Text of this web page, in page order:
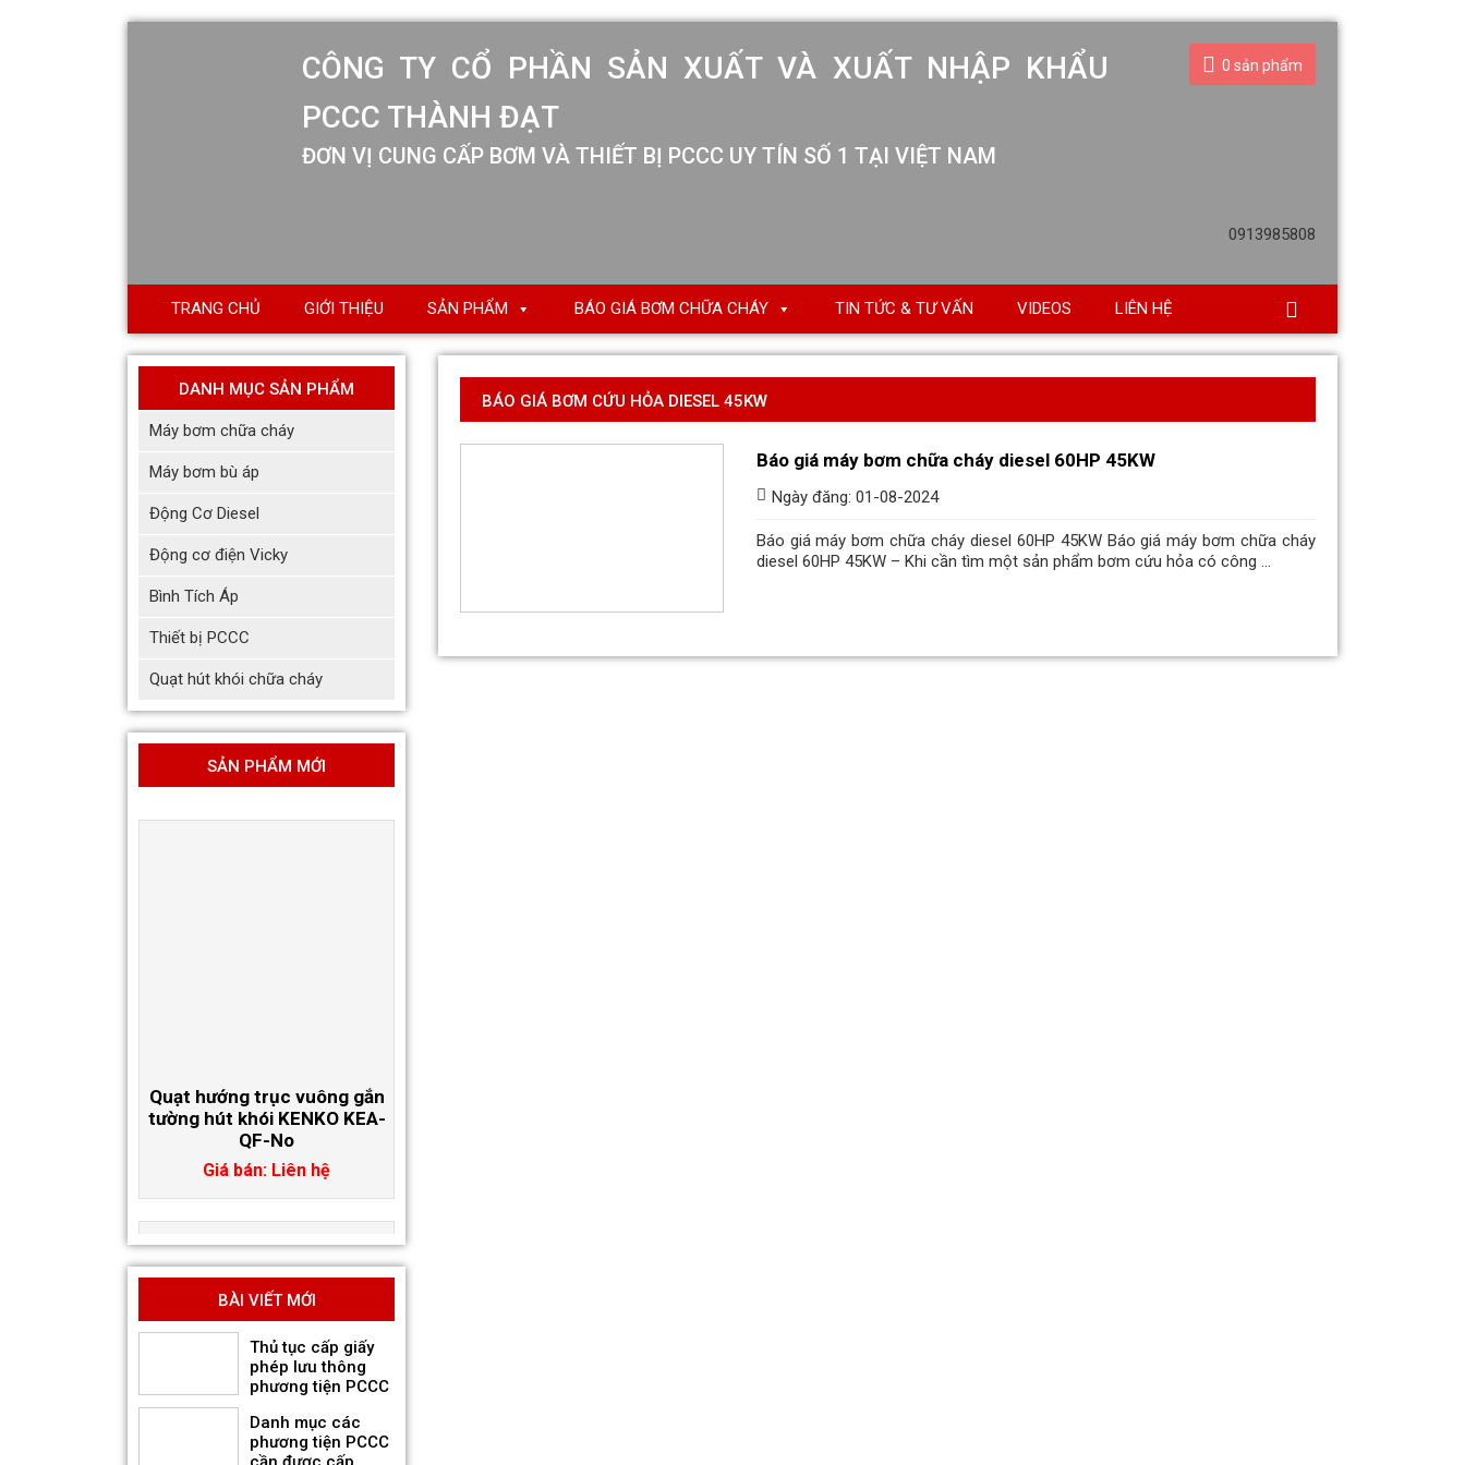
CÔNG TY CỔ PHẦN SẢN XUẤT VÀ XUẤT NHẬP KHẨU
PCCC THÀNH ĐẠT
ĐƠN VỊ CUNG CẤP BƠM VÀ THIẾT BỊ PCCC UY TÍN SỐ 1 TẠI VIỆT NAM
0 sản phẩm
0913985808
TRANG CHỦ GIỚI THIỆU SẢN PHẨM BÁO GIÁ BƠM CHỮA CHÁY TIN TỨC & TƯ VẤN VIDEOS LIÊN HỆ
DANH MỤC SẢN PHẨM
Máy bơm chữa cháy
Máy bơm bù áp
Động Cơ Diesel
Động cơ điện Vicky
Bình Tích Áp
Thiết bị PCCC
Quạt hút khói chữa cháy
SẢN PHẨM MỚI
Quạt hướng trục vuông gắn
tường hút khói KENKO KEA-
QF-No
Giá bán: Liên hệ
BÀI VIẾT MỚI
Thủ tục cấp giấy
phép lưu thông
phương tiện PCCC
Danh mục các
phương tiện PCCC
BÁO GIÁ BƠM CỨU HỎA DIESEL 45KW
Báo giá máy bơm chữa cháy diesel 60HP 45KW
Ngày đăng: 01-08-2024
Báo giá máy bơm chữa cháy diesel 60HP 45KW Báo giá máy bơm chữa cháy
diesel 60HP 45KW – Khi cần tìm một sản phẩm bơm cứu hỏa có công ...